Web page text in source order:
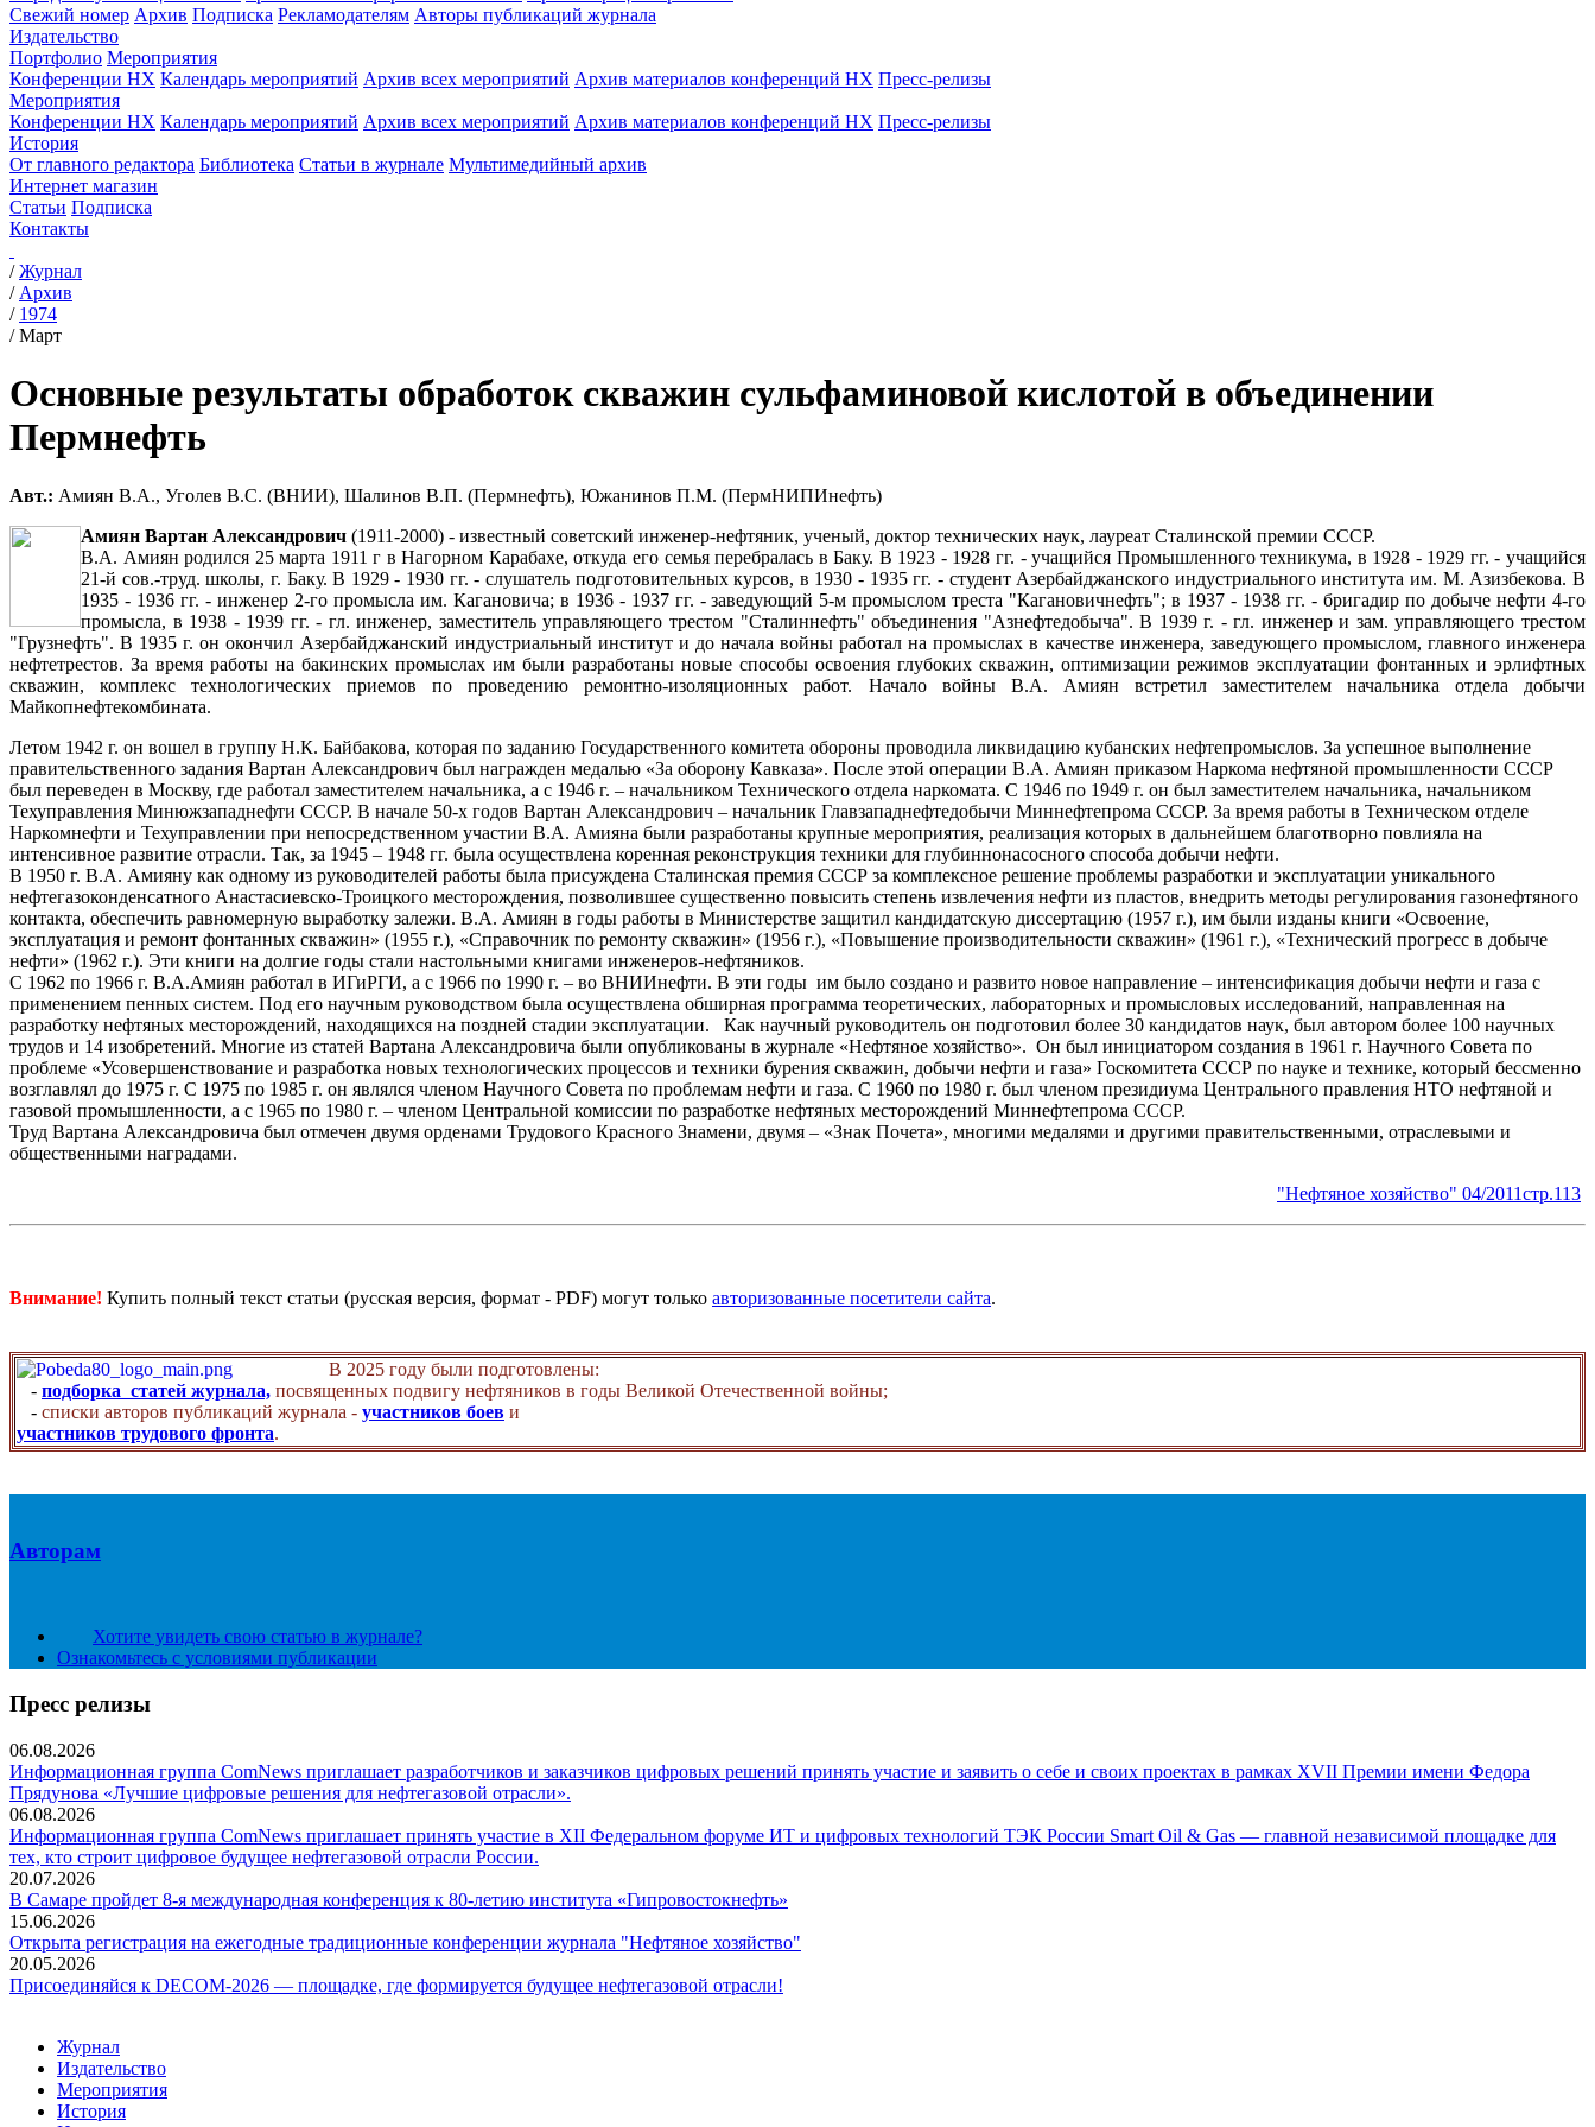
Свежий номер Архив Подписка Рекламодателям Авторы публикаций журнала
Издательство
Портфолио Мероприятия
Конференции НХ Календарь мероприятий Архив всех мероприятий Архив материалов конференций НХ Пресс-релизы
Мероприятия
Конференции НХ Календарь мероприятий Архив всех мероприятий Архив материалов конференций НХ Пресс-релизы
История
От главного редактора Библиотека Статьи в журнале Мультимедийный архив
Интернет магазин
Статьи Подписка
Контакты
/Журнал
/ Архив
/ 1974
/Март
Основные результаты обработок скважин сульфаминовой кислотой в объединении
Пермнефть
Авт.: Амиян В.А., Уголев В.С. (ВНИИ), Шалинов В.П. (Пермнефть), Южанинов П.М. (ПермНИПИнефть)
Амиян Вартан Александрович (1911-2000) - известный советский инженер-нефтяник, ученый, доктор технических наук, лауреат Сталинской премии СССР.
В.А. Амиян родился 25 марта 1911 г в Нагорном Карабахе, откуда его семья перебралась в Баку. В 1923 - 1928 гг. - учащийся Промышленного техникума, в 1928 - 1929 гг. - учащийся
21-й сов.-труд. школы, г. Баку. В 1929 - 1930 гг. - слушатель подготовительных курсов, в 1930 - 1935 гг. - студент Азербайджанского индустриального института им. М. Азизбекова. В
1935 - 1936 гг. - инженер 2-го промысла им. Кагановича; в 1936 - 1937 гг. - заведующий 5-м промыслом треста "Кагановичнефть"; в 1937 - 1938 гг. - бригадир по добыче нефти 4-го
промысла, в 1938 - 1939 гг. - гл. инженер, заместитель управляющего трестом "Сталиннефть" объединения "Азнефтедобыча". В 1939 г. - гл. инженер и зам. управляющего трестом
"Грузнефть". В 1935 г. он окончил Азербайджанский индустриальный институт и до начала войны работал на промыслах в качестве инженера, заведующего промыслом, главного инженера
нефтетрестов. За время работы на бакинских промыслах им были разработаны новые способы освоения глубоких скважин, оптимизации режимов эксплуатации фонтанных и эрлифтных
скважин, комплекс технологических приемов по проведению ремонтно-изоляционных работ. Начало войны В.А. Амиян встретил заместителем начальника отдела добычи
Майкопнефтекомбината.
Летом 1942 г. он вошел в группу Н.К. Байбакова, которая по заданию Государственного комитета обороны проводила ликвидацию кубанских нефтепромыслов. За успешное выполнение
правительственного задания Вартан Александрович был награжден медалью «За оборону Кавказа». После этой операции В.А. Амиян приказом Наркома нефтяной промышленности СССР
был переведен в Москву, где работал заместителем начальника, а с 1946 г. – начальником Технического отдела наркомата. С 1946 по 1949 г. он был заместителем начальника, начальником
Техуправления Минюжзападнефти СССР. В начале 50-х годов Вартан Александрович – начальник Главзападнефтедобычи Миннефтепрома СССР. За время работы в Техническом отделе
Наркомнефти и Техуправлении при непосредственном участии В.А. Амияна были разработаны крупные мероприятия, реализация которых в дальнейшем благотворно повлияла на
интенсивное развитие отрасли. Так, за 1945 – 1948 гг. была осуществлена коренная реконструкция техники для глубиннонасосного способа добычи нефти.
В 1950 г. В.А. Амияну как одному из руководителей работы была присуждена Сталинская премия СССР за комплексное решение проблемы разработки и эксплуатации уникального
нефтегазоконденсатного Анастасиевско-Троицкого месторождения, позволившее существенно повысить степень извлечения нефти из пластов, внедрить методы регулирования газонефтяного
контакта, обеспечить равномерную выработку залежи. В.А. Амиян в годы работы в Министерстве защитил кандидатскую диссертацию (1957 г.), им были изданы книги «Освоение,
эксплуатация и ремонт фонтанных скважин» (1955 г.), «Справочник по ремонту скважин» (1956 г.), «Повышение производительности скважин» (1961 г.), «Технический прогресс в добыче
нефти» (1962 г.). Эти книги на долгие годы стали настольными книгами инженеров-нефтяников.
С 1962 по 1966 г. В.А.Амиян работал в ИГиРГИ, а с 1966 по 1990 г. – во ВНИИнефти. В эти годы им было создано и развито новое направление – интенсификация добычи нефти и газа с
применением пенных систем. Под его научным руководством была осуществлена обширная программа теоретических, лабораторных и промысловых исследований, направленная на
разработку нефтяных месторождений, находящихся на поздней стадии эксплуатации. Как научный руководитель он подготовил более 30 кандидатов наук, был автором более 100 научных
трудов и 14 изобретений. Многие из статей Вартана Александровича были опубликованы в журнале «Нефтяное хозяйство». Он был инициатором создания в 1961 г. Научного Совета по
проблеме «Усовершенствование и разработка новых технологических процессов и техники бурения скважин, добычи нефти и газа» Госкомитета СССР по науке и технике, который бессменно
возглавлял до 1975 г. С 1975 по 1985 г. он являлся членом Научного Совета по проблемам нефти и газа. С 1960 по 1980 г. был членом президиума Центрального правления НТО нефтяной и
газовой промышленности, а с 1965 по 1980 г. – членом Центральной комиссии по разработке нефтяных месторождений Миннефтепрома СССР.
Труд Вартана Александровича был отмечен двумя орденами Трудового Красного Знамени, двумя – «Знак Почета», многими медалями и другими правительственными, отраслевыми и
общественными наградами.
"Нефтяное хозяйство" 04/2011стр.113
Внимание! Купить полный текст статьи (русская версия, формат - PDF) могут только авторизованные посетители сайта.
В 2025 году были подготовлены:
- подборка статей журнала, посвященных подвигу нефтяников в годы Великой Отечественной войны;
- списки авторов публикаций журнала - участников боев и
участников трудового фронта.
Авторам
Хотите увидеть свою статью в журнале?
Ознакомьтесь с условиями публикации
Пресс релизы
06.08.2026
Информационная группа ComNews приглашает разработчиков и заказчиков цифровых решений принять участие и заявить о себе и своих проектах в рамках XVII Премии имени Федора
Прядунова «Лучшие цифровые решения для нефтегазовой отрасли».
06.08.2026
Информационная группа ComNews приглашает принять участие в XII Федеральном форуме ИТ и цифровых технологий ТЭК России Smart Oil & Gas — главной независимой площадке для
тех, кто строит цифровое будущее нефтегазовой отрасли России.
20.07.2026
В Самаре пройдет 8-я международная конференция к 80-летию института «Гипровостокнефть»
15.06.2026
Открыта регистрация на ежегодные традиционные конференции журнала "Нефтяное хозяйство"
20.05.2026
Присоединяйся к DECOM-2026 — площадке, где формируется будущее нефтегазовой отрасли!
Журнал
Издательство
Мероприятия
История